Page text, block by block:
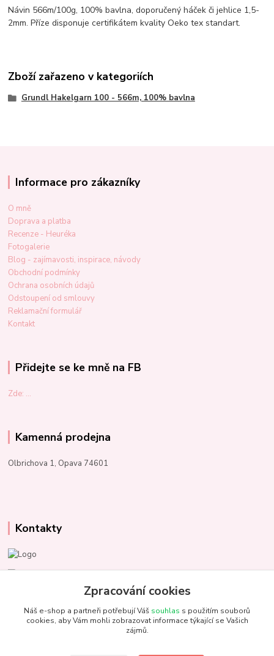
Návin 566m/100g, 100% bavlna, doporučený háček či jehlice 1,5-
2mm. Příze disponuje certifikátem kvality Oeko tex standart.
Zboží zařazeno v kategoriích
Grundl Hakelgarn 100 - 566m, 100% bavlna
Informace pro zákazníky
O mně
Doprava a platba
Recenze - Heuréka
Fotogalerie
Blog - zajímavosti, inspirace, návody
Obchodní podmínky
Ochrana osobních údajů
Odstoupení od smlouvy
Reklamační formulář
Kontakt
Přidejte se ke mně na FB
Zde: ...
Kamenná prodejna
Olbrichova 1, Opava 74601
Kontakty
Marcela Kupková
+420 731 153 484
info@unezbednychklubicek.cz
Zpracování cookies
Náš e-shop a partneři potřebují Váš souhlas s použitím souborů
cookies, aby Vám mohli zobrazovat informace týkající se Vašich
zájmů.